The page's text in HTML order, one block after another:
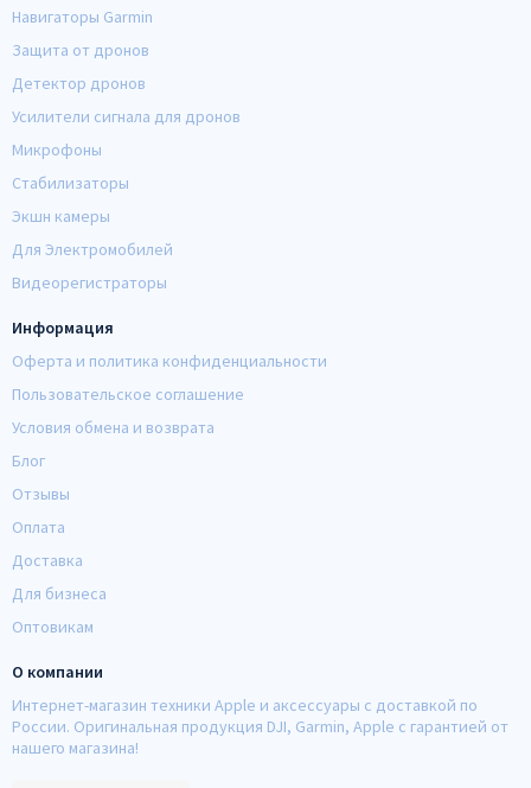
Навигаторы Garmin
Защита от дронов
Детектор дронов
Усилители сигнала для дронов
Микрофоны
Стабилизаторы
Экшн камеры
Для Электромобилей
Видеорегистраторы
Информация
Оферта и политика конфиденциальности
Пользовательское соглашение
Условия обмена и возврата
Блог
Отзывы
Оплата
Доставка
Для бизнеса
Оптовикам
О компании
Интернет-магазин техники Apple и аксессуары с доставкой по
России. Оригинальная продукция DJI, Garmin, Apple с гарантией от
нашего магазина!